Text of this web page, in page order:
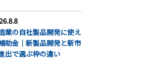
業の自社製品開発に使え
助金｜新製品開発と新市
出で選ぶ枠の違い